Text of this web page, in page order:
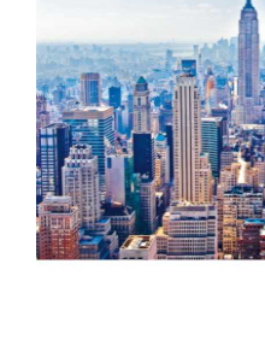
Ceuta y Melilla
Más
populares
Bono
Cultural